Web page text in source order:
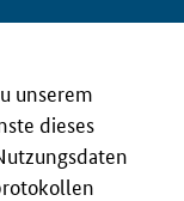
unserem
dieses